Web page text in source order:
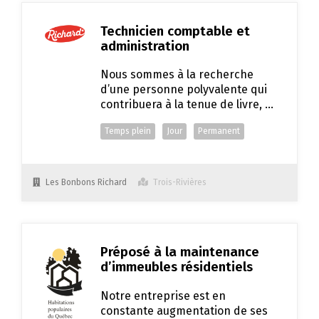
Technicien comptable et
administration
Nous sommes à la recherche
d’une personne polyvalente qui
contribuera à la tenue de livre, à
qu’au soutien administratif et
Temps plein Jour Permanent
Les Bonbons Richard Trois-Rivières
Préposé à la maintenance
d’immeubles résidentiels
Notre entreprise est en
constante augmentation de ses